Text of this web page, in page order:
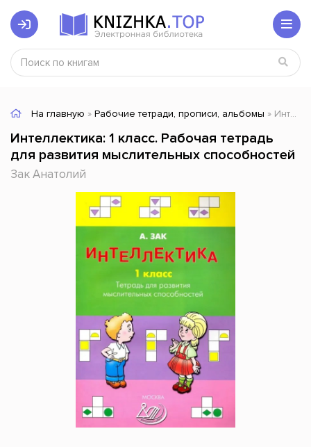
На главную » Рабочие тетради, прописи, альбомы » Интеллектика: 1 класс. Рабочая тетрадь для развития мыслительных способностей
Интеллектика: 1 класс. Рабочая тетрадь
для развития мыслительных способностей
Зак Анатолий